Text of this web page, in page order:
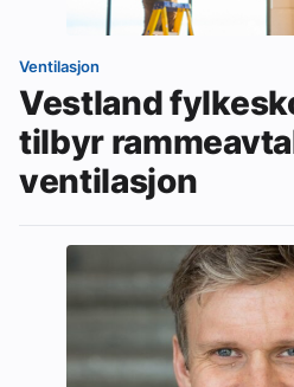
Ventilasjon
Vestland
tilbyr
ventilasjon